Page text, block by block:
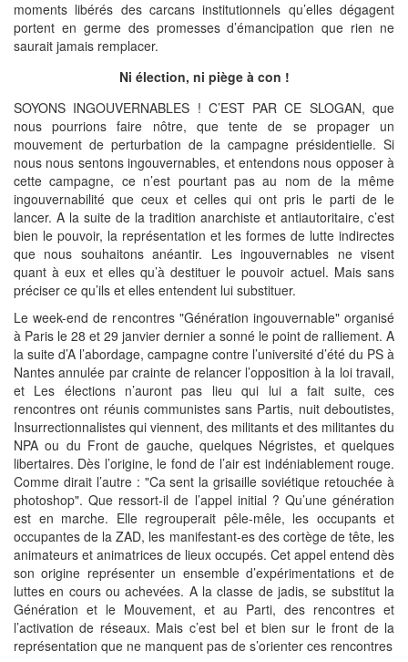
moments libérés des carcans institutionnels qu’elles dégagent
portent en germe des promesses d’émancipation que rien ne
saurait jamais remplacer.
Ni élection, ni piège à con !
SOYONS INGOUVERNABLES ! C’EST PAR CE SLOGAN, que
nous pourrions faire nôtre, que tente de se propager un
mouvement de perturbation de la campagne présidentielle. Si
nous nous sentons ingouvernables, et entendons nous opposer à
cette campagne, ce n’est pourtant pas au nom de la même
ingouvernabilité que ceux et celles qui ont pris le parti de le
lancer. A la suite de la tradition anarchiste et antiautoritaire, c’est
bien le pouvoir, la représentation et les formes de lutte indirectes
que nous souhaitons anéantir. Les ingouvernables ne visent
quant à eux et elles qu’à destituer le pouvoir actuel. Mais sans
préciser ce qu’ils et elles entendent lui substituer.
Le week-end de rencontres "Génération ingouvernable" organisé
à Paris le 28 et 29 janvier dernier a sonné le point de ralliement. A
la suite d’A l’abordage, campagne contre l’université d’été du PS à
Nantes annulée par crainte de relancer l’opposition à la loi travail,
et Les élections n’auront pas lieu qui lui a fait suite, ces
rencontres ont réunis communistes sans Partis, nuit deboutistes,
Insurrectionnalistes qui viennent, des militants et des militantes du
NPA ou du Front de gauche, quelques Négristes, et quelques
libertaires. Dès l’origine, le fond de l’air est indéniablement rouge.
Comme dirait l’autre : "Ca sent la grisaille soviétique retouchée à
photoshop". Que ressort-il de l’appel initial ? Qu’une génération
est en marche. Elle regrouperait pêle-mêle, les occupants et
occupantes de la ZAD, les manifestant-es des cortège de tête, les
animateurs et animatrices de lieux occupés. Cet appel entend dès
son origine représenter un ensemble d’expérimentations et de
luttes en cours ou achevées. A la classe de jadis, se substitut la
Génération et le Mouvement, et au Parti, des rencontres et
l’activation de réseaux. Mais c’est bel et bien sur le front de la
représentation que ne manquent pas de s’orienter ces rencontres